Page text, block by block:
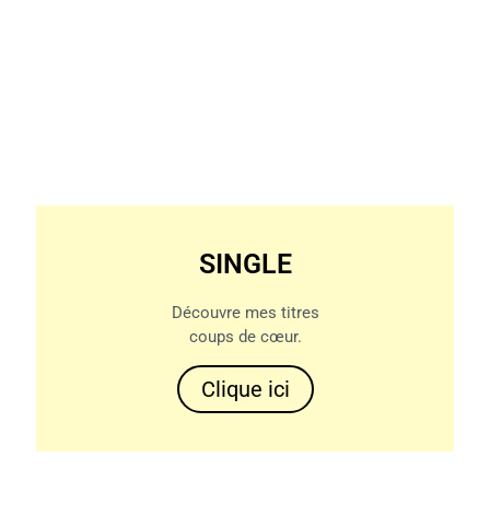
SINGLE
Découvre mes titres
coups de cœur.
Clique ici